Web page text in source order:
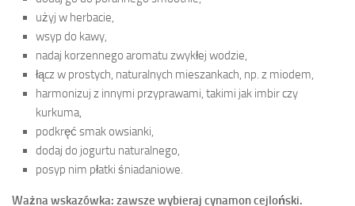
użyj w herbacie,
wsyp do kawy,
nadaj korzennego aromatu zwykłej wodzie,
łącz w prostych, naturalnych mieszankach, np. z miodem,
harmonizuj z innymi przyprawami, takimi jak imbir czy
kurkuma,
podkręć smak owsianki,
dodaj do jogurtu naturalnego,
posyp nim płatki śniadaniowe.
Ważna wskazówka: zawsze wybieraj cynamon cejloński.